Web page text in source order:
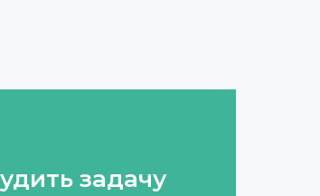
задачу